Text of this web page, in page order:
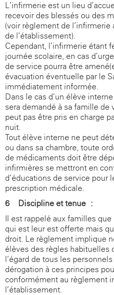
L’infirmerie est un lieu
recevoir des blessés ou des
(voir règlement de
de l’établissement).
Cependant, l’infirmerie étant
journée scolaire, en cas
de service pourra être
évacuation éventuelle par le
immédiatement informée.
Dans le cas d’un élève
sera demandé à sa famille de
peut pas être pris en charge
nuit.
Tout élève interne ne peut
ou dans sa chambre, toute
de médicaments doit être
infirmières se mettront en
d’éducations de service pour
prescription médicale.
6 - Discipline et tenue :
Il est rappelé aux familles
qui est leur est offerte mais
droit. Le règlement implique
élèves des règles habituelles
l’égard de tous les
dérogation à ces principes
conformément au règlement
l’établissement.